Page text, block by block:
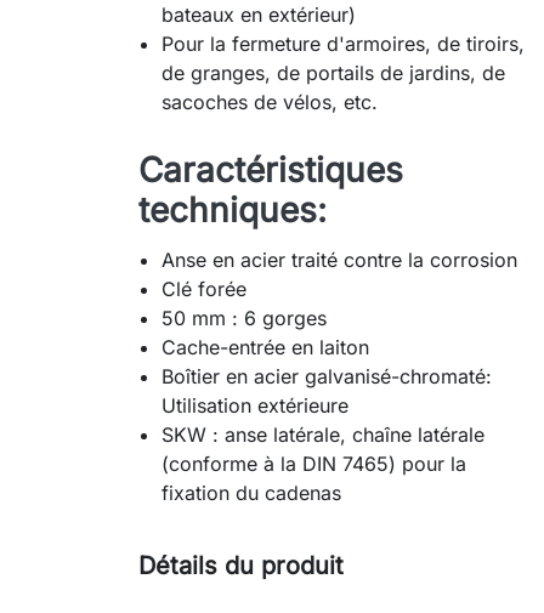
bateaux en extérieur)
Pour la fermeture d'armoires, de tiroirs,
de granges, de portails de jardins, de
sacoches de vélos, etc.
Caractéristiques
techniques:
Anse en acier traité contre la corrosion
Clé forée
50 mm : 6 gorges
Cache-entrée en laiton
Boîtier en acier galvanisé-chromaté:
Utilisation extérieure
SKW : anse latérale, chaîne latérale
(conforme à la DIN 7465) pour la
fixation du cadenas
Détails du produit